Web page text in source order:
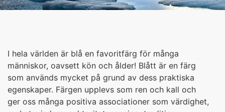
I hela världen är blå en favoritfärg för många
människor, oavsett kön och ålder! Blått är en färg
som används mycket på grund av dess praktiska
egenskaper. Färgen upplevs som ren och kall och
ger oss många positiva associationer som värdighet,